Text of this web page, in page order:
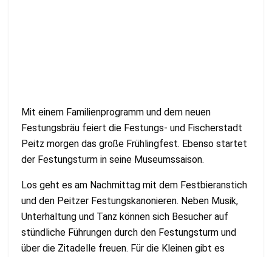
Mit einem Familienprogramm und dem neuen
Festungsbräu feiert die Festungs- und Fischerstadt
Peitz morgen das große Frühlingfest. Ebenso startet
der Festungsturm in seine Museumssaison.
Los geht es am Nachmittag mit dem Festbieranstich
und den Peitzer Festungskanonieren. Neben Musik,
Unterhaltung und Tanz können sich Besucher auf
stündliche Führungen durch den Festungsturm und
über die Zitadelle freuen. Für die Kleinen gibt es